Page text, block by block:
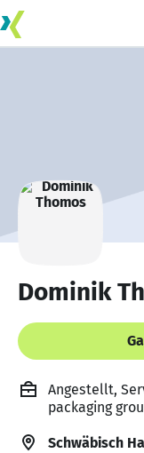
Dominik
Angestellt,
packaging
Schwäbisch